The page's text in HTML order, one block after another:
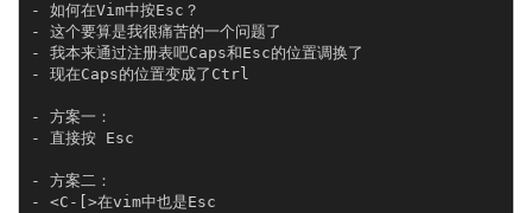
- 如何在Vim中按Esc？
- 这个要算是我很痛苦的一个问题了
- 我本来通过注册表吧Caps和Esc的位置调换了
- 现在Caps的位置变成了Ctrl
- 方案一：
- 直接按 Esc
- 方案二：
- <C-[>在vim中也是Esc